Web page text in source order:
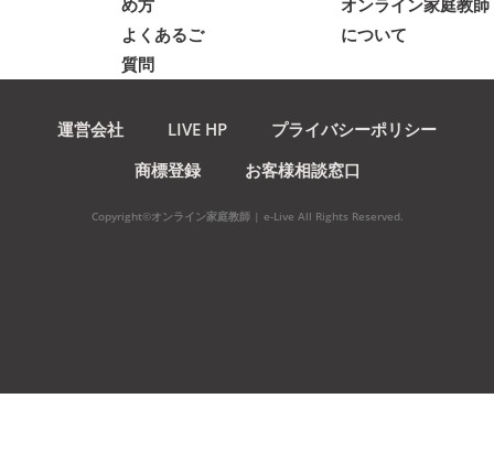
め方
よくあるご
質問
オンライン家庭教師
について
運営会社 LIVE HP
プライバシーポリシー
商標登録
お客様相談窓口
Copyright©オンライン家庭教師 | e-Live All Rights Reserved.